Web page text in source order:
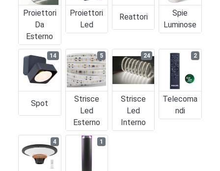
Proiettori
Da
Esterno
Proiettori
Led
Reattori
Spie
Luminose
Spot
14
Strisce
Led
Esterno
5
Strisce
Led
Interno
24
Telecoma
Ndi
2
4 1